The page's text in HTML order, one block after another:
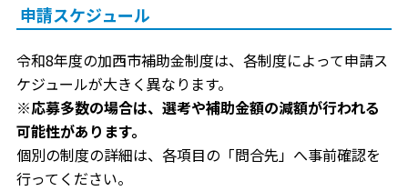
申請スケジュール
令和8年度の加西市補助金制度は、各制度によって申請ス
ケジュールが大きく異なります。
※応募多数の場合は、選考や補助金額の減額が行われる
可能性があります。
個別の制度の詳細は、各項目の「問合先」へ事前確認を
行ってください。